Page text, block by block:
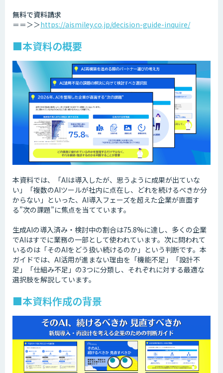
無料で資料請求
＝＝＞＞https://aismiley.co.jp/decision-guide-inquire/
■本資料の概要
本資料では、「AIは導入したが、思うように成果が出ていな
い」「複数のAIツールが社内に点在し、どれを続けるべきか分
からない」といった、AI導入フェーズを超えた企業が直面す
る”次の課題”に焦点を当てています。
生成AIの導入済み・検討中の割合は75.8%に達し、多くの企業
でAIはすでに業務の一部として使われています。次に問われて
いるのは「そのAIをどう扱い続けるのか」という判断です。本
ガイドでは、AI活用が進まない理由を「機能不足」「設計不
足」「仕組み不足」の3つに分類し、それぞれに対する最適な
選択肢を解説しています。
■本資料作成の背景